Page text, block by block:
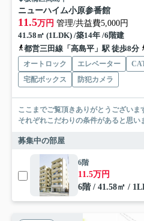
ニューハイム小原参番館
11.5万円 管理/共益費5,000円
41.58㎡ (1LDK) /築14年 /6階建
都営三田線「高島平」駅 徒歩8分
オートロック エレベーター
宅配ボックス
防犯カメラ
ここまでご覧頂きありがとうございます。 お部屋探しの際には、
それぞれこだわりの条件があると思い
募集中の部屋
6階
11.5万円
6階 / 41.58㎡ /